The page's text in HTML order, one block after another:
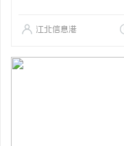
江北信息港